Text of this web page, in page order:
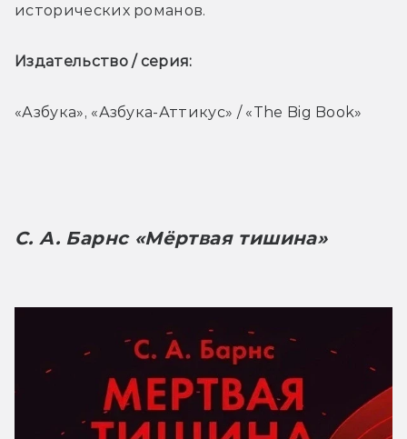
исторических романов.
Издательство / серия:
«Азбука», «Азбука-Аттикус» / «The Big Book»
С. А. Барнс «Мёртвая тишина»